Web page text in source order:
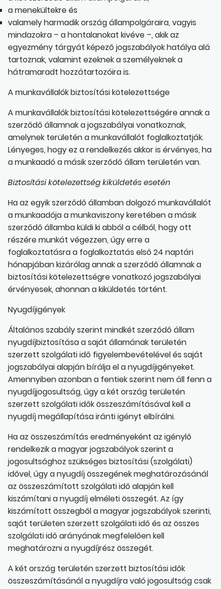
a menekültekre és
valamely harmadik ország állampolgáraira, vagyis
mindazokra – a hontalanokat kivéve –, akik az
egyezmény tárgyát képező jogszabályok hatálya alá
tartoznak, valamint ezeknek a személyeknek a
hátramaradt hozzátartozóira is.
A munkavállalók biztosítási kötelezettsége
A munkavállalók biztosítási kötelezettségére annak a
szerződő államnak a jogszabályai vonatkoznak,
amelynek területén a munkavállalót foglalkoztatják.
Lényeges, hogy ez a rendelkezés akkor is érvényes, ha
a munkaadó a másik szerződő állam területén van.
Biztosítási kötelezettség kiküldetés esetén
Ha az egyik szerződő államban dolgozó munkavállalót
a munkaadója a munkaviszony keretében a másik
szerződő államba küldi ki abból a célból, hogy ott
részére munkát végezzen, úgy erre a
foglalkoztatásra a foglalkoztatás első 24 naptári
hónapjában kizárólag annak a szerződő államnak a
biztosítási kötelezettségre vonatkozó jogszabályai
érvényesek, ahonnan a kiküldetés történt.
Nyugdíjigények
Általános szabály szerint mindkét szerződő állam
nyugdíjbiztosítása a saját államának területén
szerzett szolgálati idő figyelembevételével és saját
jogszabályai alapján bírálja el a nyugdíjigényeket.
Amennyiben azonban a fentiek szerint nem áll fenn a
nyugdíjjogosultság, úgy a két ország területén
szerzett szolgálati idők összeszámításával kell a
nyugdíj megállapítása iránti igényt elbírálni.
Ha az összeszámítás eredményeként az igénylő
rendelkezik a magyar jogszabályok szerint a
jogosultsághoz szükséges biztosítási (szolgálati)
idővel, úgy a nyugdíj összegének meghatározásánál
az összeszámított szolgálati idő alapján kell
kiszámítani a nyugdíj elméleti összegét. Az így
kiszámított összegből a magyar jogszabályok szerinti,
saját területen szerzett szolgálati idő és az összes
szolgálati idő arányának megfelelően kell
meghatározni a nyugdíjrész összegét.
A két ország területén szerzett biztosítási idők
összeszámításánál a nyugdíjra való jogosultság csak